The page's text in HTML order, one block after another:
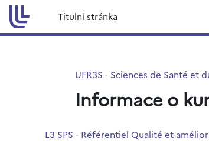
Přejít k hlavnímu obsahu
Titulní stránka
UFR3S - Sciences de Santé et
Informace o
L3 SPS - Référentiel Qualité et